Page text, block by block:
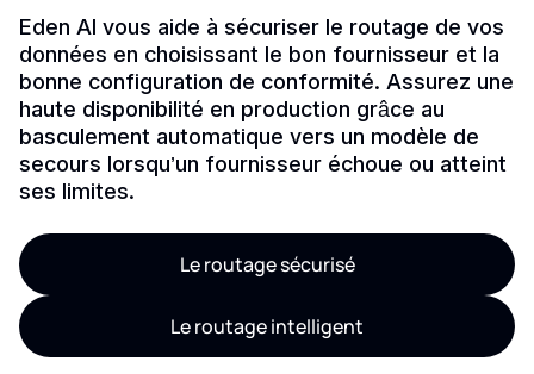
Eden AI vous aide à sécuriser le routage de vos
données en choisissant le bon fournisseur et la
bonne configuration de conformité. Assurez une
haute disponibilité en production grâce au
basculement automatique vers un modèle de
secours lorsqu’un fournisseur échoue ou atteint
ses limites.
Le routage sécurisé
Le routage intelligent